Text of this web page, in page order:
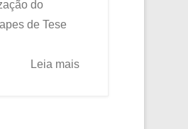
do
de Tese
Leia mais